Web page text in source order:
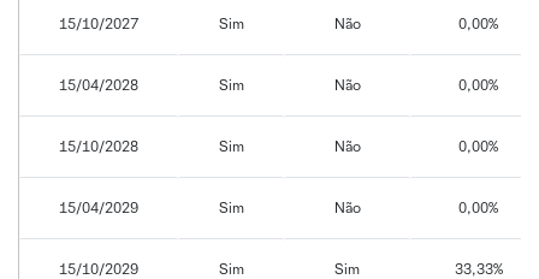
15/10/2027 Sim Não 0,00%
15/04/2028 Sim Não 0,00%
15/10/2028 Sim Não 0,00%
15/04/2029 Sim Não 0,00%
15/10/2029 Sim Sim 33,33%